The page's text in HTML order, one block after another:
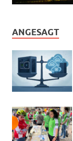
ANGESAGT